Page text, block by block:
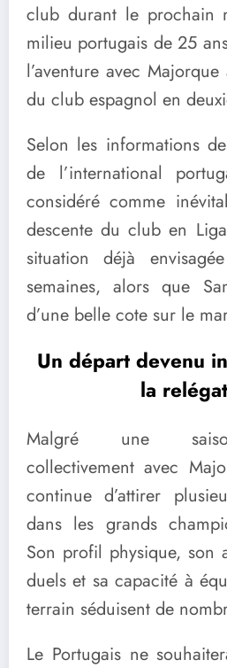
club durant le prochain
milieu portugais de 25
l’aventure avec
du club espagnol en
Selon les informations
de l’international
considéré comme
descente du club en
situation déjà
semaines, alors que
d’une belle cote sur le
Un départ devenu
la
Malgré une
collectivement avec
continue d’attirer
dans les grands
Son profil physique, son
duels et sa capacité à
terrain séduisent de
Le Portugais ne